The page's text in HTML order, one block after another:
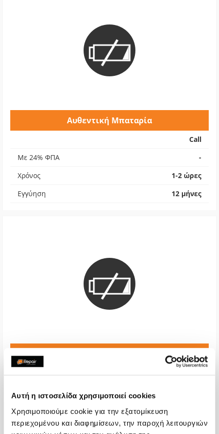
Αυτή η ιστοσελίδα χρησιμοποιεί cookies
Χρησιμοποιούμε cookie για την εξατομίκευση
περιεχομένου και διαφημίσεων, την παροχή λειτουργιών
Αυθεντική Μπαταρία
Call
Με 24% ΦΠΑ
-
Χρόνος
1-2 ώρες
Εγγύηση
12 μήνες
€36,29
Με 24% ΦΠΑ
Χρόνος
Εγγύηση
12 μήνες